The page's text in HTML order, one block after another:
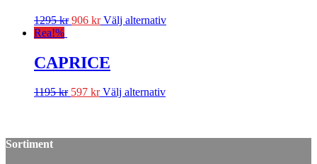
1295kr 906 kr Välj alternativ
Rea!%
CAPRICE
1195kr 597 kr Välj alternativ
Sortiment